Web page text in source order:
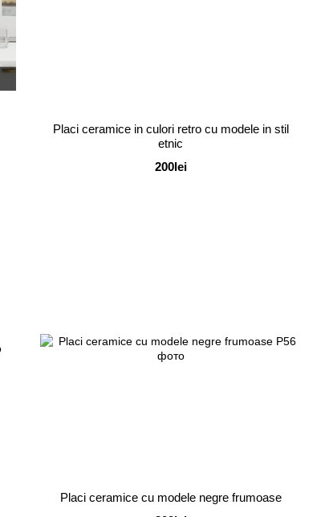
Placi ceramice in culori retro cu modele in stil
etnic
200lei
Placi ceramice cu modele negre frumoase